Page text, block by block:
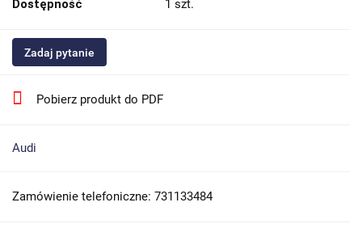
Dostępność 1 szt.
Zadaj pytanie
Pobierz produkt do PDF
Audi
Zamówienie telefoniczne: 731133484